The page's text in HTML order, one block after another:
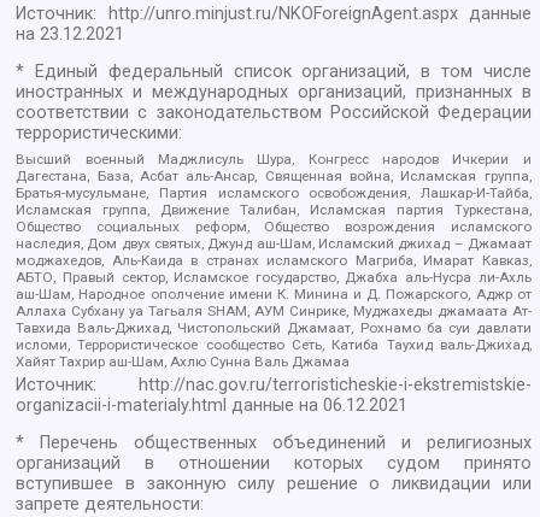
Источник: http://unro.minjust.ru/NKOForeignAgent.aspxданные
на23.12.2021
* Единый федеральный список организаций, в том числе
иностранных и международных организаций, признанных в
соответствии с законодательством Российской Федерации
террористическими:
Высший военный Маджлисуль Шура, Конгресс народов Ичкерии и
Дагестана, База, Асбат аль-Ансар, Священная война, Исламская группа,
Братья-мусульмане, Партия исламского освобождения, Лашкар-И-Тайба,
Исламская группа, Движение Талибан, Исламская партия Туркестана,
Общество социальных реформ, Общество возрождения исламского
наследия, Дом двух святых, Джунд аш-Шам, Исламский джихад – Джамаат
моджахедов, Аль-Каида в странах исламского Магриба, Имарат Кавказ,
АБТО, Правый сектор, Исламское государство, Джабха аль-Нусра ли-Ахль
аш-Шам, Народное ополчение имени К. Минина и Д. Пожарского, Аджр от
Аллаха Субхану уа Тагьаля SHAM, АУМ Синрике, Муджахеды джамаата Ат-
Тавхида Валь-Джихад, Чистопольский Джамаат, Рохнамо ба суи давлати
исломи, Террористическое сообщество Сеть, Катиба Таухид валь-Джихад,
Хайят Тахрир аш-Шам, Ахлю Сунна Валь Джамаа
Источник:
http://nac.gov.ru/terroristicheskie-i-ekstremistskie-
organizacii-i-materialy.html данные на06.12.2021
* Перечень общественных объединений и религиозных
организаций в отношении которых судом принято
вступившее в законную силу решение о ликвидации или
запрете деятельности: